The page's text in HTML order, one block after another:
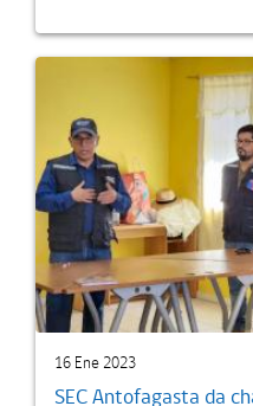
16 Ene 2023
SEC Antofagasta da